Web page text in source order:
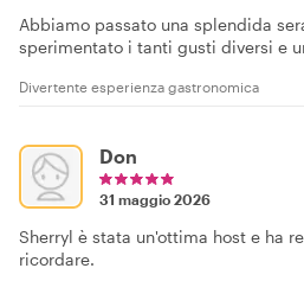
Abbiamo passato una splendida
sperimentato i tanti gusti diversi e
Divertente esperienza gastronomica
Don
31 maggio 2026
Sherryl è stata un'ottima host e ha
ricordare.